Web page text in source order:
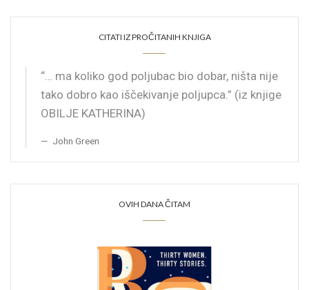
CITATI IZ PROČITANIH KNJIGA
“… ma koliko god poljubac bio dobar, ništa nije
tako dobro kao iščekivanje poljupca.” (iz knjige
OBILJE KATHERINA)
John Green
OVIH DANA ČITAM